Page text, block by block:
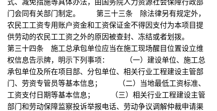
门会同有关部门制定。 第三十三条 除法律另有规定外，
农民工工资专用账户资金和工资保证金不得因支付为本项目提
供劳动的农民工工资之外的原因被查封、冻结或者划拨。
第三十四条 施工总承包单位应当在施工现场醒目位置设立维
权信息告示牌，明示下列事项： （一）建设单位、施工总
承包单位及所在项目部、分包单位、相关行业工程建设主管部
门、劳资专管员等基本信息； （二）当地最低工资标准、
工资支付日期等基本信息； （三）相关行业工程建设主管
部门和劳动保障监察投诉举报电话、劳动争议调解仲裁申请渠